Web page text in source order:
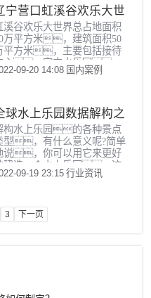
计和水上乐园设备制造安装
程服务，于2014年7月1
正式
宁营口虹溪谷欢乐大世
溪谷欢乐大世界总占地面积
万平方米，建筑面积50
平方米，主要包括接待
心、室内水乐园、
外水乐园、商业中
，是东北唯一室内
、全天候、全季
的大型体验式生态娱乐
09-20 14:08 国内案例
球水上乐园数据解构之
上乐园规划设计
构水上乐园的各种景点
型，有什么意义呢?简单
说，你可以用它来更好
建造一个水上乐园。这
知识有助于开展初步的
09-19 23:15 行业资讯
3 下一页